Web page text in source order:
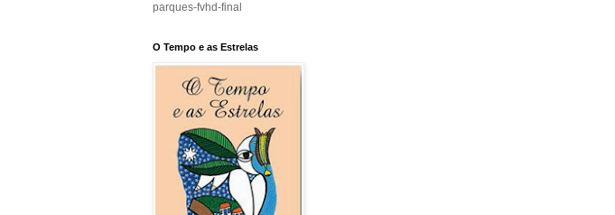
parques-fvhd-final
O Tempo e as Estrelas